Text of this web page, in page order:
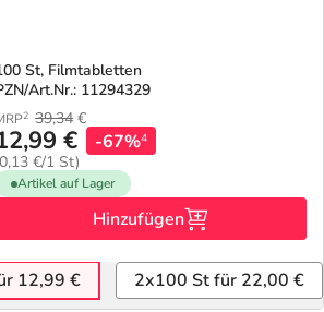
St, Filmtabletten
Art.Nr.: 11294329
2 39,34 €
€
€/1 St)
-67%4
Artikel auf Lager
Hinzufügen
12,99 € 2x100 St für 22,00 €